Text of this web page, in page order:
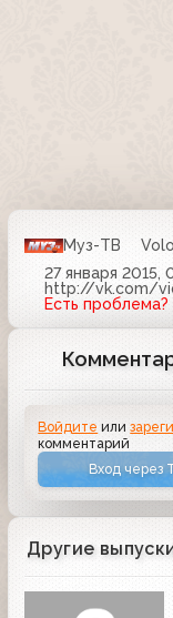
Муз-ТВ
27 января 2015,
http://vk.com/
Есть проблема?
Войдите или
комментарий
Вход через
Другие